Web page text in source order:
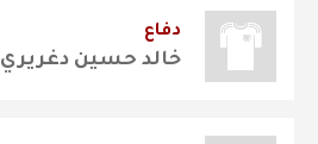
دفاع
خالد حسين دغريري